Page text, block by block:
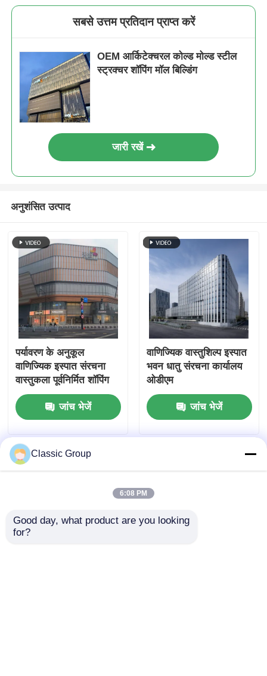
इस्पात संरचना शेड
भारी इस्पात संरचना
इस्पात संरचना पुल
इस्पात संरचना कार्यालय
मल्टी स्टोरी स्टील संरचना
औद्योगिक इस्पात संरचना
सार्वजनिक इस्पात भवन
वाणिज्यिक इस्पात संरचना
प्रीफैब स्टील संरचना
सबसे उत्तम प्रतिदान प्राप्त करें
OEM आर्किटेक्चरल कोल्ड मोल्ड स्टील
स्ट्रक्चर शॉपिंग मॉल बिल्डिंग
जारी रखें
अनुशंसित उत्पाद
पर्यावरण के अनुकूल
वाणिज्यिक इस्पात संरचना
वास्तुकला पूर्वनिर्मित शॉपिंग
मॉल
जांच भेजें
वाणिज्यिक वास्तुशिल्प इस्पात
भवन धातु संरचना कार्यालय
ओडीएम
जांच भेजें
Classic Group
6:08 PM
Good day, what product are you looking
for?